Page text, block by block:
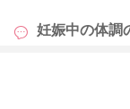
妊娠中の体調